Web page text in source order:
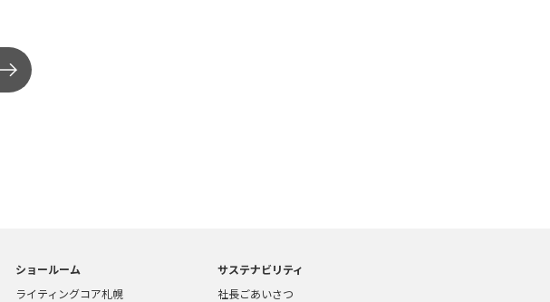
ショールーム
ライティングコア札幌
サステナビリティ
社長ごあいさつ